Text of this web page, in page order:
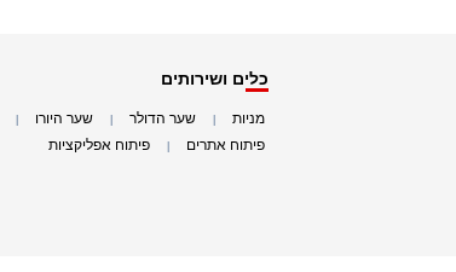
כלים ושירותים
מניות שער הדולר שער היורו
פיתוח אתרים פיתוח אפליקציות